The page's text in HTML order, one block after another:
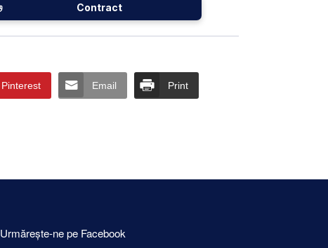
Contract
Pinterest Email Print
Urmărește-ne pe Facebook